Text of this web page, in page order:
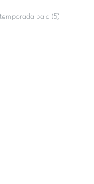
baja (5)